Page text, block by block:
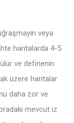
veya
haritalarda 4-5
ve definenin
üzere haritalar
daha zor ve
mevcut iz